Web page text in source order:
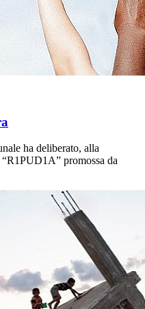
ha deliberato, alla
promossa da